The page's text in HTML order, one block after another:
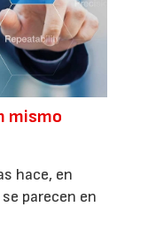
mismo
hace, en
parecen en